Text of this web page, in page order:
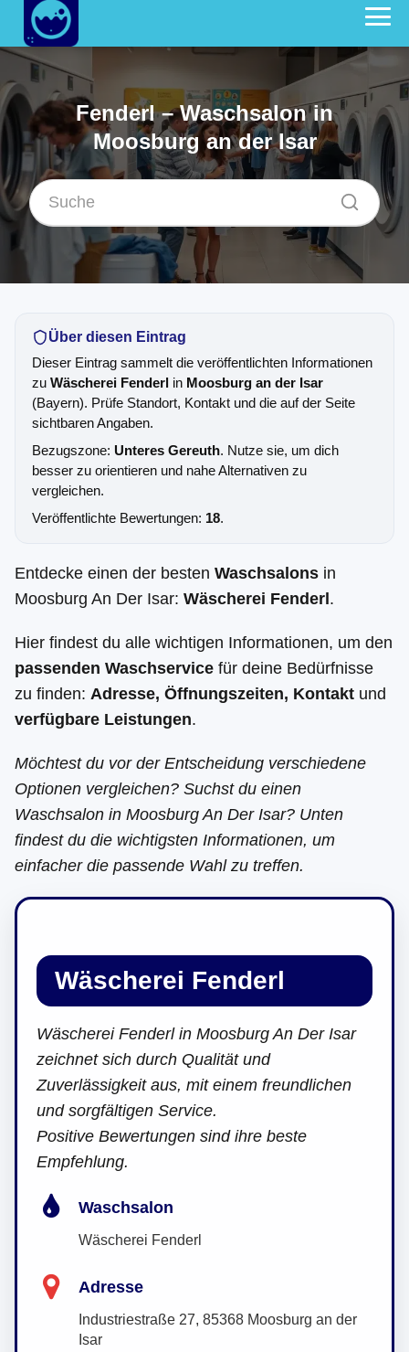
Fenderl – Waschsalon in
Moosburg an der Isar
Über diesen Eintrag
Dieser Eintrag sammelt die veröffentlichten Informationen
zu Wäscherei Fenderl in Moosburg an der Isar
(Bayern). Prüfe Standort, Kontakt und die auf der Seite
sichtbaren Angaben.
Bezugszone: Unteres Gereuth. Nutze sie, um dich
besser zu orientieren und nahe Alternativen zu
vergleichen.
Veröffentlichte Bewertungen: 18.
Entdecke einen der besten Waschsalons in
Moosburg An Der Isar: Wäscherei Fenderl .
Hier findest du alle wichtigen Informationen, um den
passenden Waschservice für deine Bedürfnisse
zu finden: Adresse, Öffnungszeiten, Kontakt und
verfügbare Leistungen.
Möchtest du vor der Entscheidung verschiedene
Optionen vergleichen? Suchst du einen
Waschsalon in Moosburg An Der Isar? Unten
findest du die wichtigsten Informationen, um
einfacher die passende Wahl zu treffen.
Wäscherei Fenderl
Wäscherei Fenderl in Moosburg An Der Isar
zeichnet sich durch Qualität und
Zuverlässigkeit aus, mit einem freundlichen
und sorgfältigen Service.
Positive Bewertungen sind ihre beste
Empfehlung.
Waschsalon
Wäscherei Fenderl
Adresse
Industriestraße 27, 85368 Moosburg an der
Isar